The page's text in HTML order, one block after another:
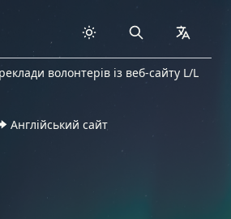
Search
волонтерів із веб-сайту L/L
Англійський сайт